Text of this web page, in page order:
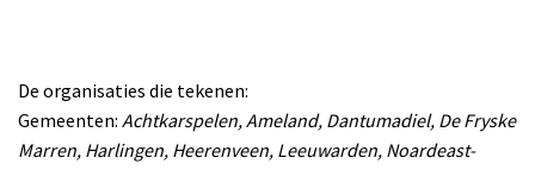
De organisaties die tekenen:
Gemeenten: Achtkarspelen, Ameland, Dantumadiel, De Fryske
Marren, Harlingen, Heerenveen, Leeuwarden, Noardeast-